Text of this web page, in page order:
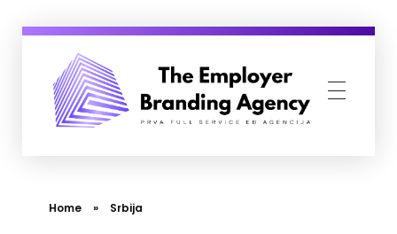
Home » Srbija